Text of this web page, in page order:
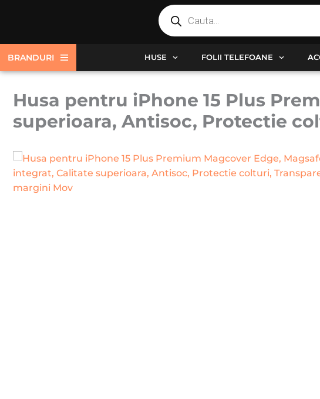
Products
search
BRANDURI HUSE FOLII TELEFOANE
Husa pentru iPhone 15 Plus
superioara, Antisoc, Protectie